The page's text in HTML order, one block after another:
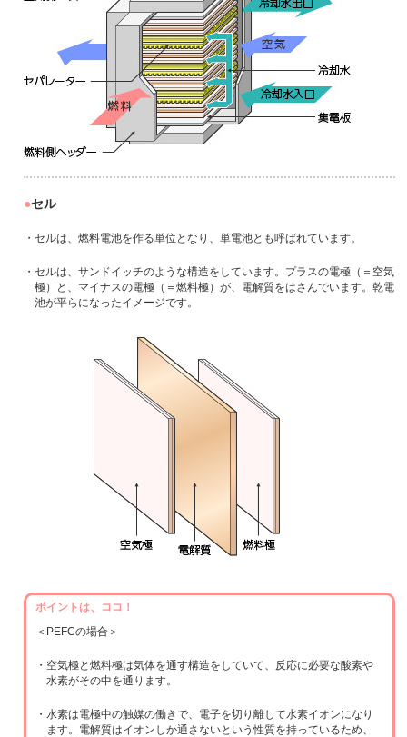
セル
・セルは、燃料電池を作る単位となり、単電池とも呼ばれています。
・セルは、サンドイッチのような構造をしています。プラスの電極（＝空気
極）と、マイナスの電極（＝燃料極）が、電解質をはさんでいます。乾電
池が平らになったイメージです。
ポイントは、ココ！
＜PEFCの場合＞
・空気極と燃料極は気体を通す構造をしていて、反応に必要な酸素や
水素がその中を通ります。
・水素は電極中の触媒の働きで、電子を切り離して水素イオンになり
ます。電解質はイオンしか通さないという性質を持っているため、